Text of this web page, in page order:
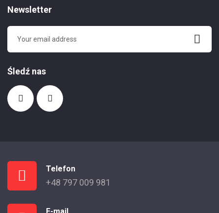
Newsletter
Śledź nas
Telefon
+48 797 009 981